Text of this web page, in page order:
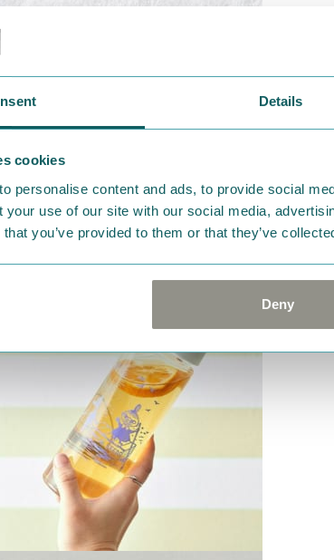
Details
cookies
personalise content and ads, to provide social
your use of our site with our social media,
you’ve provided to them or that they’ve
Deny